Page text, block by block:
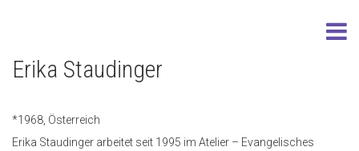
Erika Staudinger
*1968, Österreich
Erika Staudinger arbeitet seit 1995 im Atelier – Evangelisches